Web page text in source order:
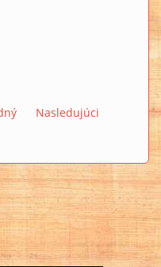
Nasledujúci